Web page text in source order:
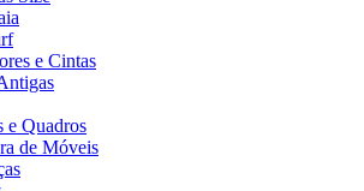
e Cintas
e Quadros
de Móveis